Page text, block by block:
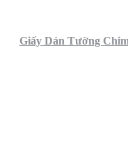
Giấy Dán Tường